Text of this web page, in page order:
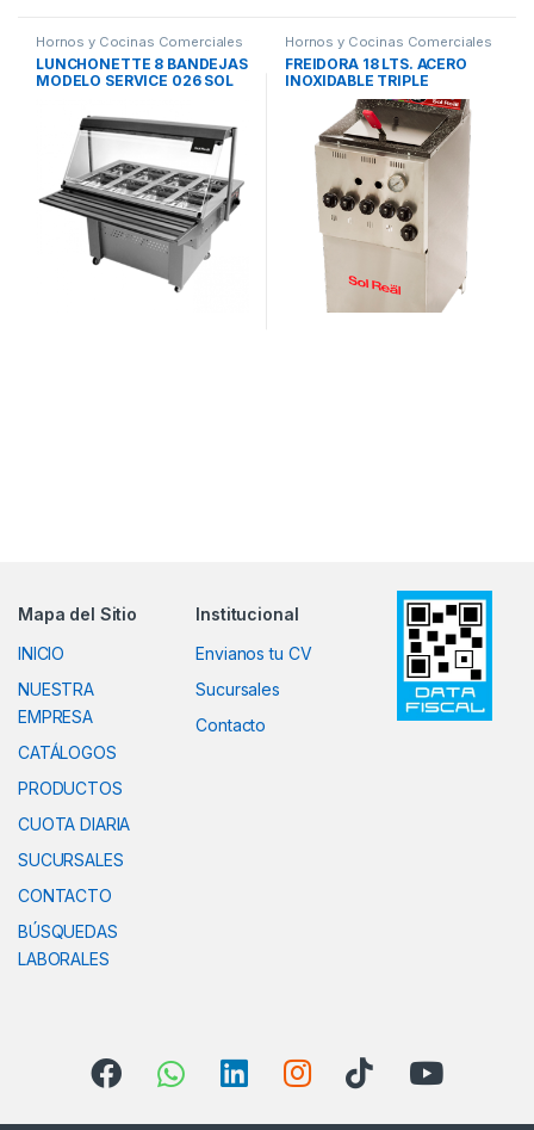
Hornos y Cocinas Comerciales
LUNCHONETTE 8 BANDEJAS
MODELO SERVICE 026 SOL
Hornos y Cocinas Comerciales
FREIDORA 18 LTS. ACERO
INOXIDABLE TRIPLE
INYECCION SOL REAL
Mapa del Sitio
INICIO
NUESTRA
EMPRESA
CATÁLOGOS
PRODUCTOS
CUOTA DIARIA
SUCURSALES
CONTACTO
BÚSQUEDAS
LABORALES
Institucional
Envianos tu CV
Sucursales
Contacto